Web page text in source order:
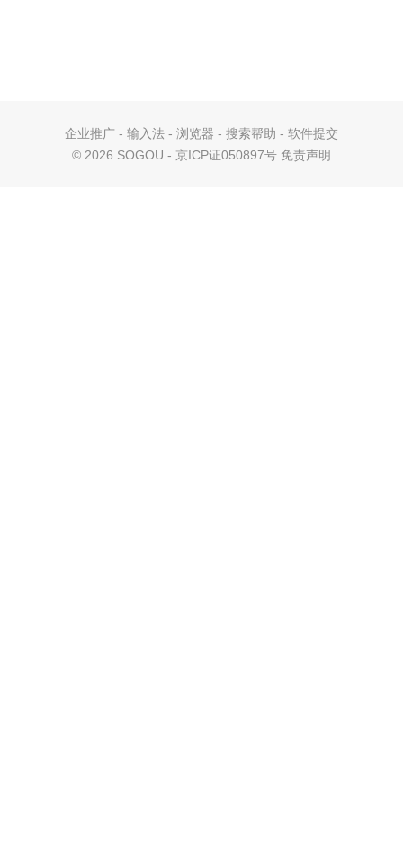
企业推广 - 输入法 - 浏览器 - 搜索帮助 - 软件提交
© 2026 SOGOU - 京ICP证050897号 免责声明